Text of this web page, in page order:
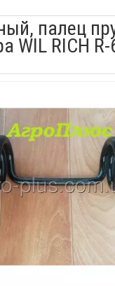
палец
WIL RICH